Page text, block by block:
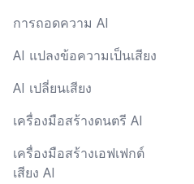
การถอดความ AI
AI แปลงข้อความเป็นเสียง
AI เปลี่ยนเสียง
เครื่องมือสร้างดนตรี AI
เครื่องมือสร้างเอฟเฟกต์
เสียง AI